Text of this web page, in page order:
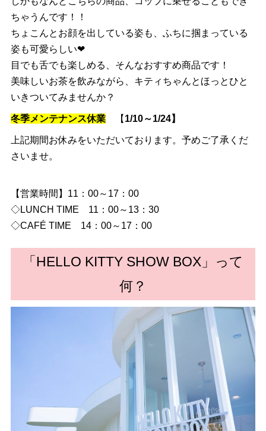
ちゃうんです！！
ちょこんとお顔を出している姿も、ふちに掴まっている
姿も可愛らしい❤
目でも舌でも楽しめる、そんなおすすめ商品です！
美味しいお茶を飲みながら、キティちゃんとほっとひと
いきついてみませんか？
冬季メンテナンス休業【 1/10～1/24】
上記期間お休みをいただいております。予めご了承くだ
さいませ。
【営業時間】11：00～17：00
◇LUNCH TIME 11：00～13：30
◇CAFÉ TIME 14：00～17：00
「HELLO KITTY SHOW BOX」って
何？